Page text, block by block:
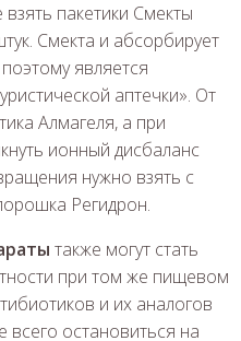
пакетики Смекты
Смекта и абсорбирует
является
аптечки». От
Алмагеля, а при
ионный дисбаланс
нужно взять с
Регидрон.
также могут стать
при том же пищевом
и их аналогов
остановиться на